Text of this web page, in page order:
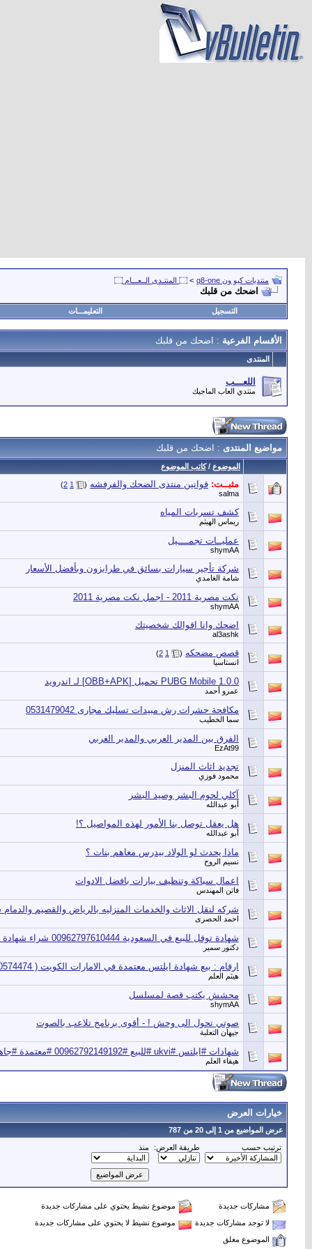
منتديات كيو ون q8-one >۝ المنتـدى الــعـــام ۝
اضحك من قلبك
التسجيل التعليمـــات
الأقسام الفرعية : اضحك من قلبك
المنتدى
اللعـــب
منتدي العاب الماجيك
مواضيع المنتدى : اضحك من قلبك
الموضوع /كاتب الموضوع
مثبــت: قوانين منتدى الضحك والفرفشه (
1
2
)
salma
كشف تسربات المياه
ريماس الهيثم
عمليــات تجمــــيل
shymAA
شركة تأجير سيارات بسائق في طرابزون وبأفضل الأسعار
شامة الغامدي
نكت مصرية 2011 - اجمل نكت مصرية 2011
shymAA
اضحك وانا اقوالك شخصيتك
al3ashk
قصص مضحكه (
1
2
)
انستاسيا
PUBG Mobile 1.0.0 تحميل [OBB+APK] لـ اندرويد
عمرو أحمد
مكافحة حشرات رش مبيدات تسليك مجارى 0531479042
سما الخطيب
الفرق بين المدير العربي والمدير الغربي
EzAt99
تجديد اثاث المنزل
محمود فوزي
آكلي لحوم البشر وصيد البشر
أبو عبدالله
هل يعقل توصل بنا الأمور لهذه المواصيل ؟!
أبو عبدالله
ماذا يحدث لو الولاد بيدرس معاهم بنات ؟
نسيم الروح
اعمال سباكة وتنظيف بيارات بافضل الادوات
فاتن المهندس
شركه لنقل الاثاث والخدمات المنزليه بالرياض والقصيم
احمد الحصرى
شهادة توفل للبيع في السعودية 00962797610444 شراء شهادة التوفل في الرياض
دكتور سمير
ارقام : بيع شهادة ايلتس معتمدة في الامارات الكويت ( 00962790574474 )
هيثم العلم
محشش يكتب قصة لمسلسل
shymAA
صوتي تحول الى وحش ! - أقوى برنامج تلاعب بالصوت
جيهان التعلبة
شهادات #ايلتس #ukvi #للبيع #00962792149192 #معتمدة #جاهزة #مسجلة #
هيفاء العلم
خيارات العرض
عرض المواضيع من 1 إلى 20 من 787
ترتيب حسب طريقة العرض: منذ
مشاركات جديدة
موضوع نشيط يحتوي على مشاركات جديدة
لا توجد مشاركات جديدة
موضوع نشيط لا يحتوي على مشاركات جديدة
الموضوع مغلق